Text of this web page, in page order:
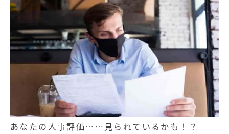
あなたの人事評価……見られているかも！？